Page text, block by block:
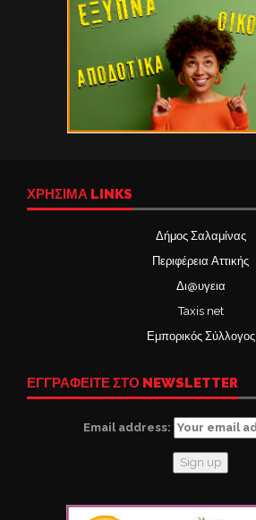
ΧΡΉΣΙΜΑ LINKS
Δήμος Σαλαμίνας
Περιφέρεια Αττικής
Δι@υγεια
Taxis net
Εμπορικός Σύλλογος
ΕΓΓΡΑΦΕΙΤΕ ΣΤΟ NEWSLETTER
Email address: